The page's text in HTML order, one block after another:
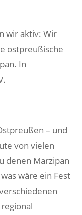
wir aktiv: Wir
ostpreußische
In
– und
von vielen
denen Marzipan
wäre ein Fest